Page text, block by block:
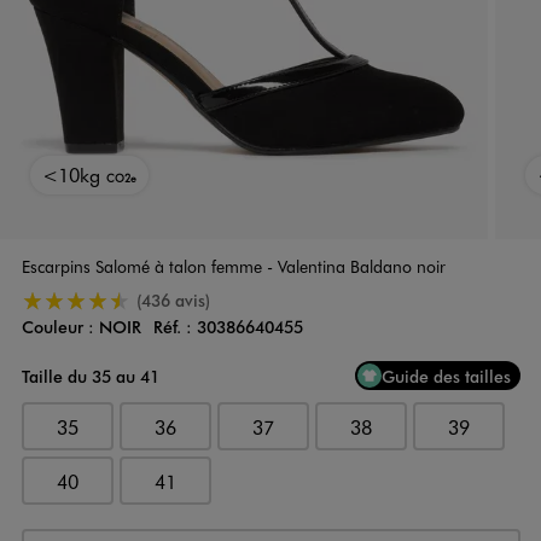
<10kg CO2e
Escarpins Salomé à talon femme - Valentina Baldano noir
4.5/5 de moyenne
(436 avis)
Couleur
Couleur : NOIR Réf. : 30386640455
Taille du 35 au 41
Guide des tailles
35 36 37 38 39
40 41